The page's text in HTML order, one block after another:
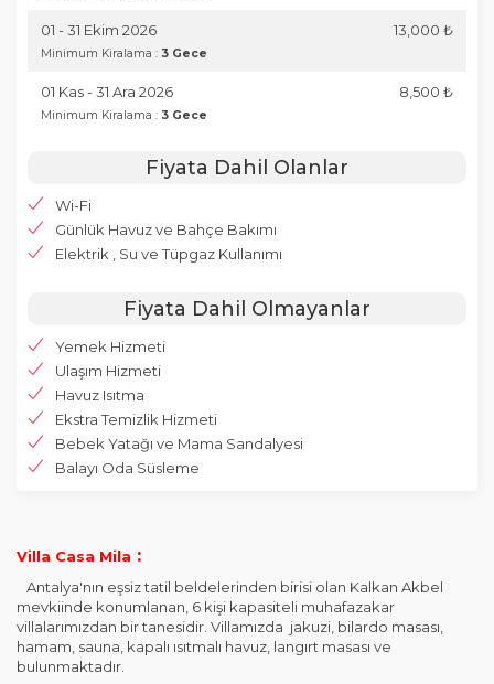
01 - 31 Ekim 2026
Minimum Kiralama : 3 Gece
13,000 ₺
01 Kas - 31 Ara 2026
Minimum Kiralama : 3 Gece
8,500 ₺
Fiyata Dahil Olanlar
Wi-Fi
Günlük Havuz ve Bahçe Bakımı
Elektrik , Su ve Tüpgaz Kullanımı
Fiyata Dahil Olmayanlar
Yemek Hizmeti
Ulaşım Hizmeti
Havuz Isıtma
Ekstra Temizlik Hizmeti
Bebek Yatağı ve Mama Sandalyesi
Balayı Oda Süsleme
Villa Casa Mila :
Antalya'nın eşsiz tatil beldelerinden birisi olan Kalkan Akbel
mevkiinde konumlanan, 6 kişi kapasiteli muhafazakar
villalarımızdan bir tanesidir. Villamızda jakuzi, bilardo masası,
hamam, sauna, kapalı ısıtmalı havuz, langırt masası ve
bulunmaktadır.